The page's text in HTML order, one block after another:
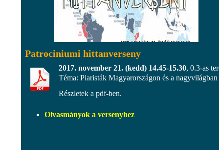
Patrociniumi hittanverseny
2017. november 21. (kedd) 14.45-15.30, 0.3-as
Téma: Piaristák Magyarországon és a nagyvilágban
Részletek a pdf-ben.
Olvasmányok a versenyhez